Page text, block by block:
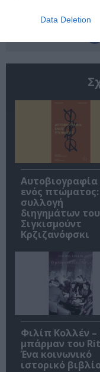
Data Deletion
Αυτοβιογραφία
ενός
συλλογή
διηγημάτων του
Σιγκισμούντ
Κρζιζανόφσκι
Φιλίπ Κολλέν –
μπάρμαν του
Ένα κοινωνικό
ιστορικό βιβλίο